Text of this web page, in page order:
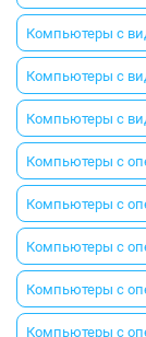
Компьютеры с
Компьютеры с
Компьютеры с
Компьютеры с
Компьютеры с
Компьютеры с
Компьютеры с
Компьютеры с